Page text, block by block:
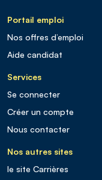
Portail emploi
Nos offres d’emploi
Aide candidat
Services
Se connecter
Créer un compte
Nous contacter
Nos autres sites
le site Carrières